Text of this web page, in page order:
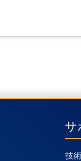
サ
技